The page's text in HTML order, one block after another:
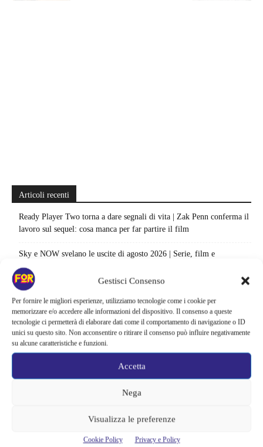
Gestisci Consenso
Per fornire le migliori esperienze, utilizziamo tecnologie come i cookie per
memorizzare e/o accedere alle informazioni del dispositivo. Il consenso a queste
tecnologie ci permetterà di elaborare dati come il comportamento di navigazione o ID
unici su questo sito. Non acconsentire o ritirare il consenso può influire negativamente
su alcune caratteristiche e funzioni.
Accetta
Nega
Visualizza le preferenze
Cookie Policy Privacy e Policy
Articoli recenti
Ready Player Two torna a dare segnali di vita | Zak Penn conferma il
lavoro sul sequel: cosa manca per far partire il film
Sky e NOW svelano le uscite di agosto 2026 | Serie, film e
documentari in arrivo: i titoli da non perdere
Spider-Man: Brand New Day riapre una vecchia ferita | Il finale
alimenta una nuova teoria: il dettaglio che coinvolge i due più amati
Barbie 2 rischia di saltare | Warner Bros. ha pochi mesi per trovare un
accordo: il dubbio che divide Hollywood
La bocca del diavolo arriva su Prime Video, squali e claustrofobia nel
nuovo survival horror: una vacanza diventa una trappola
scenario: una nuova sfida senza via di fuga
Sony ferma i film sui personaggi di Spider-Man, nessun nuovo